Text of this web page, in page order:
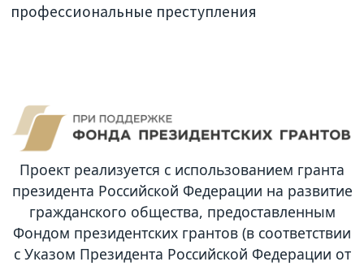
профессиональные преступления
Проект реализуется с использованием гранта
президента Российской Федерации на развитие
гражданского общества, предоставленным
Фондом президентских грантов (в соответствии
с Указом Президента Российской Федерации от